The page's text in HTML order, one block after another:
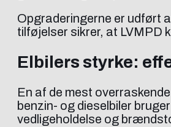
Opgraderingerne er udført
tilføjelser sikrer, at LVMPD
Elbilers styrke:
En af de mest
benzin- og dieselbiler
vedligeholdelse og